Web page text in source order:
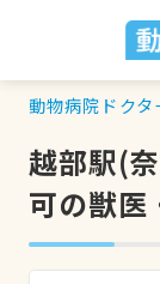
動物病院ドク
越部駅(
可の獣医